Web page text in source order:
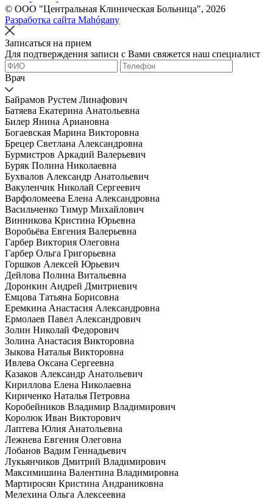
© OOO "Центральная Клиническая Больница", 2026
Разработка сайта Mahógany
Записаться на прием
Для подтверждения записи с Вами свяжется наш специалист
Врач
Байрамов Рустем Линафович
Батяева Екатерина Анатольевна
Билер Янина Ариановна
Богаевская Марина Викторовна
Брецер Светлана Александровна
Бурмистров Аркадий Валерьевич
Буряк Полина Николаевна
Бухвалов Александр Анатольевич
Вакуленчик Николай Сергеевич
Варфоломеева Елена Александровна
Васильченко Тимур Михайлович
Винникова Кристина Юрьевна
Воробьёва Евгения Валерьевна
Гарбер Виктория Олеговна
Гарбер Ольга Григорьевна
Горшков Алексей Юрьевич
Дейлова Полина Витальевна
Доронкин Андрей Дмитриевич
Емцова Татьяна Борисовна
Еремкина Анастасия Александровна
Ермолаев Павел Александрович
Золин Николай Федорович
Золина Анастасия Викторовна
Зыкова Наталья Викторовна
Ивлева Оксана Сергеевна
Казаков Александр Анатольевич
Кириллова Елена Николаевна
Кириченко Наталья Петровна
Коробейников Владимир Владимирович
Королюк Иван Викторович
Лаптева Юлия Анатольевна
Лежнева Евгения Олеговна
Лобанов Вадим Геннадьевич
Лукьянчиков Дмитрий Владимирович
Максимишина Валентина Владимировна
Мартиросян Кристина Андраниковна
Мелехина Ольга Алексеевна